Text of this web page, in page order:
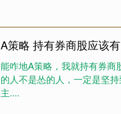
A策略 持有券商股应该
能咋地A策略，我就持有券商
的人不是怂的人，一定是坚
主....